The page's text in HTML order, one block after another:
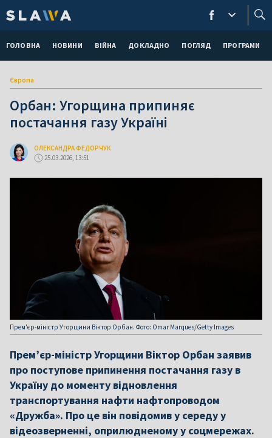
ГОЛОВНА НОВИНИ ВІЙНА ДОКЛАДНО ПОГЛЯД ПРОГРАМИ
Європа
Орбан: Угорщина припиняє
постачання газу Україні
ОЛЕКСАНДРА ФЕДОРЧУК
25.03.2026, 13:51
Прем'єр-міністр Угорщини Віктор Орбан. Фото: Omar Marques/Getty Images
Прем’єр-міністр Угорщини Віктор Орбан заявив
про поступове припинення постачання газу в
Україну до моменту відновлення
транспортування нафти нафтопроводом
«Дружба». Про це він повідомив у середу у
відеозверненні, оприлюдненому у соцмережах.